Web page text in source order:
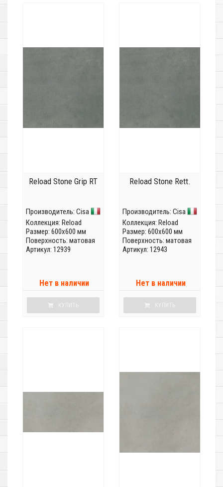
Reload Stone Grip RT
Производитель: Cisa
Коллекция: Reload
Размер: 600x600 мм
Поверхность: матовая
Артикул: 12939
Нет в наличии
КУПИТЬ
Reload Stone Rett.
Производитель: Cisa
Коллекция: Reload
Размер: 600x600 мм
Поверхность: матовая
Артикул: 12943
Нет в наличии
КУПИТЬ